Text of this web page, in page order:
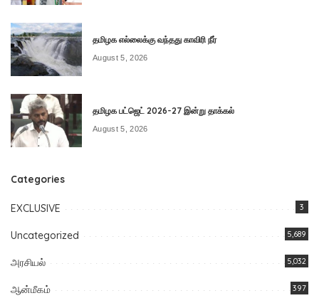
தமிழக எல்லைக்கு வந்தது காவிரி நீர்
August 5, 2026
தமிழக பட்ஜெட் 2026-27 இன்று தாக்கல்
August 5, 2026
Categories
EXCLUSIVE 3
Uncategorized 5,689
அரசியல் 5,032
ஆன்மீகம் 397